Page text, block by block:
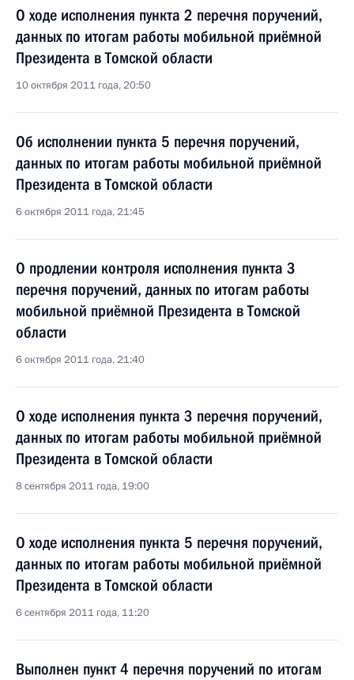
О ходе исполнения пункта 2 перечня поручений,
данных по итогам работы мобильной приёмной
Президента в Томской области
10 октября 2011 года, 20:50
Об исполнении пункта 5 перечня поручений,
данных по итогам работы мобильной приёмной
Президента в Томской области
6 октября 2011 года, 21:45
О продлении контроля исполнения пункта 3
перечня поручений, данных по итогам работы
мобильной приёмной Президента в Томской
области
6 октября 2011 года, 21:40
О ходе исполнения пункта 3 перечня поручений,
данных по итогам работы мобильной приёмной
Президента в Томской области
8 сентября 2011 года, 19:00
О ходе исполнения пункта 5 перечня поручений,
данных по итогам работы мобильной приёмной
Президента в Томской области
6 сентября 2011 года, 11:20
Выполнен пункт 4 перечня поручений по итогам